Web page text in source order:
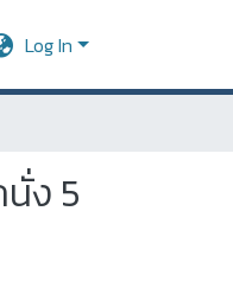
Log In
ง 5